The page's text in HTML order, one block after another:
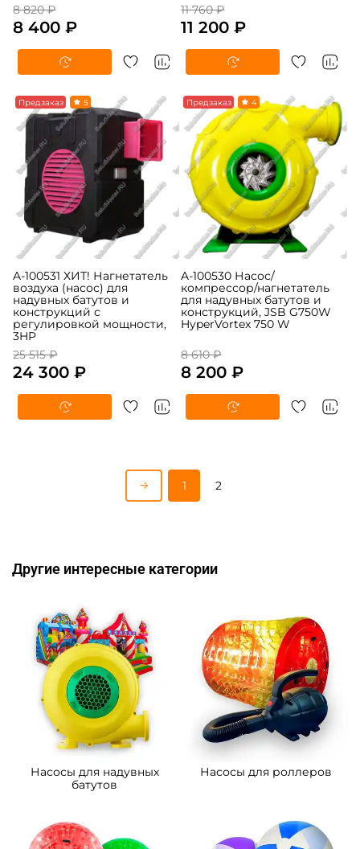
8 820 ₽
8 400 ₽
11 760 ₽
11 200 ₽
-5% Предзаказ
A-100531 ХИТ! Нагнетатель
воздуха (насос) для
надувных батутов и
конструкций c
регулировкой мощности,
3HP
25 515 ₽
24 300 ₽
-5% Предзаказ 4
A-100530 Насос/
компрессор/нагнетатель
для надувных батутов и
конструкций, JSB G750W
HyperVortex 750 W
8 610 ₽
8 200 ₽
1 2
Другие интересные категории
Насосы для надувных
батутов
Насосы для роллеров